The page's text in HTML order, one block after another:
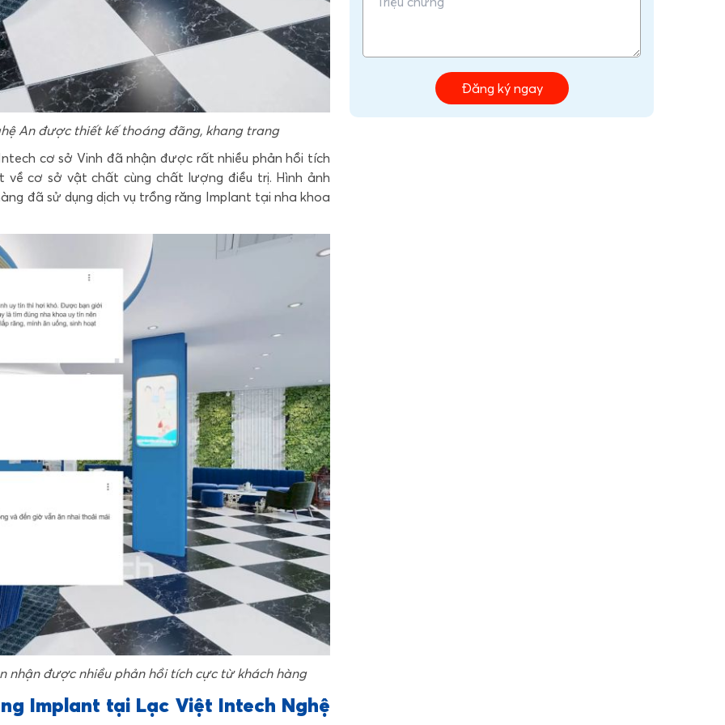
An được thiết kế thoáng đãng, khang trang
cơ sở Vinh đã nhận được rất nhiều phản hồi tích
cơ sở vật chất cùng chất lượng điều trị. Hình ảnh
đã sử dụng dịch vụ trồng răng Implant tại nha khoa
nhận được nhiều phản hồi tích cực từ khách hàng
Implant tại Lạc Việt Intech Nghệ
Đăng ký ngay